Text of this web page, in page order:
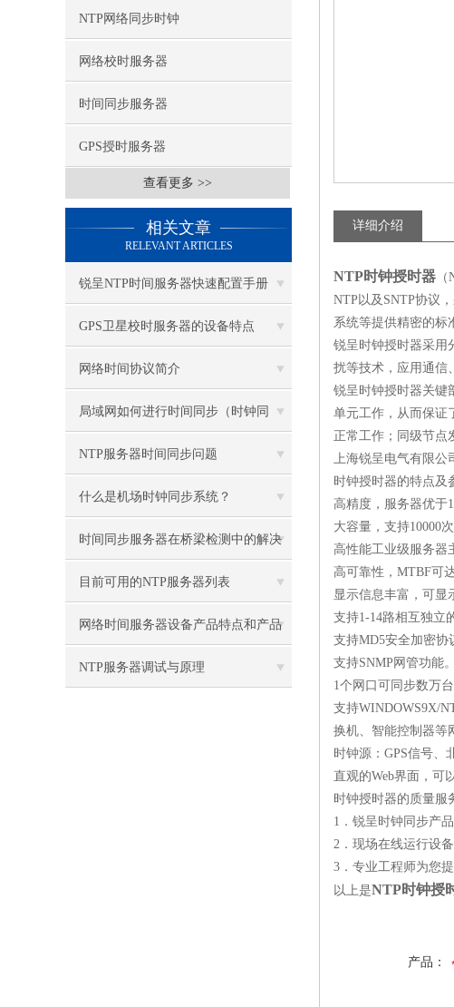
NTP网络同步时钟
网络校时服务器
时间同步服务器
GPS授时服务器
查看更多 >>
相关文章
RELEVANT ARTICLES
锐呈NTP时间服务器快速配置手册
GPS卫星校时服务器的设备特点
网络时间协议简介
局域网如何进行时间同步（时钟同
步）？
NTP服务器时间同步问题
什么是机场时钟同步系统？
时间同步服务器在桥梁检测中的解决
方案
目前可用的NTP服务器列表
网络时间服务器设备产品特点和产品
特点和详细参数
NTP服务器调试与原理
详细介绍
NTP时钟授时器
NTP以及SNTP协议
系统等提供精密的标
锐呈时钟授时器采用
扰等技术，应用通信
锐呈时钟授时器关键
单元工作，从而保证
正常工作；同级节点
上海锐呈电气有限公
时钟授时器的特点及
高精度，服务器优于
大容量，支持10000
高性能工业级服务器
高可靠性，MTBF可
显示信息丰富，可显
支持1-14路相互独立
支持MD5安全加密协
支持SNMP网管功能。
1个网口可同步数万
支持WINDOWS9X/
换机、智能控制器等
时钟源：GPS信号、
直观的Web界面，可
时钟授时器的质量服
1．锐呈时钟同步产
2．现场在线运行设
3．专业工程师为您提
以上是NTP时钟授
产品：